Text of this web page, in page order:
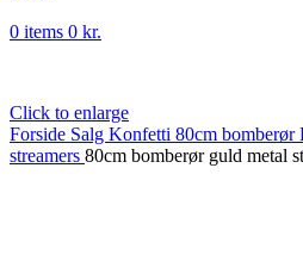
0 items 0 kr.
Click to enlarge
Forside Salg Konfetti 80cm bomberør
streamers 80cm bomberør guld metal